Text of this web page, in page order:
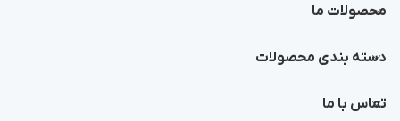
محصولات ما
دسته بندی محصولات
تماس با ما